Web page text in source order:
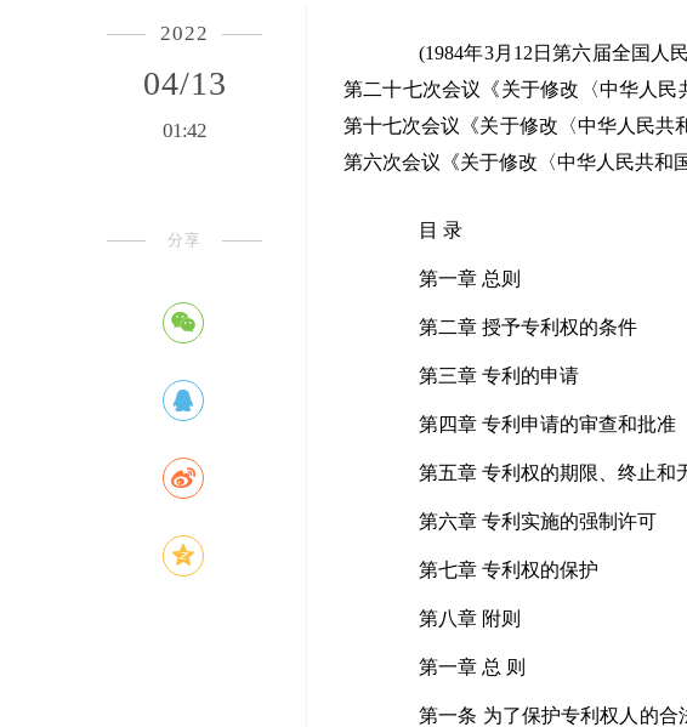
2022
04/13
01:42
分享
(1984年3月12日第六届全国人民
第二十七次会议《关于修改〈中华人民
第十七次会议《关于修改〈中华人民共
第六次会议《关于修改〈中华人民共和
目 录
第一章 总则
第二章 授予专利权的条件
第三章 专利的申请
第四章 专利申请的审查和批准
第五章 专利权的期限、终止和
第六章 专利实施的强制许可
第七章 专利权的保护
第八章 附则
第一章 总 则
第一条 为了保护专利权人的合法